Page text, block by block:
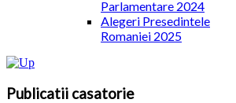
Parlamentare 2024
Alegeri Presedintele
Romaniei 2025
Publicatii casatorie